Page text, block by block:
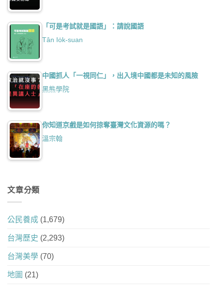
「可是考試就是國語」：請說國語
Tân Io̍k-suan
中國抓人「一視同仁」，出入境中國都是未知的風險
黑熊學院
你知道京戲是如何掠奪臺灣文化資源的嗎？
溫宗翰
文章分類
公民養成 (1,679)
台灣歷史 (2,293)
台灣美學 (70)
地圖 (21)